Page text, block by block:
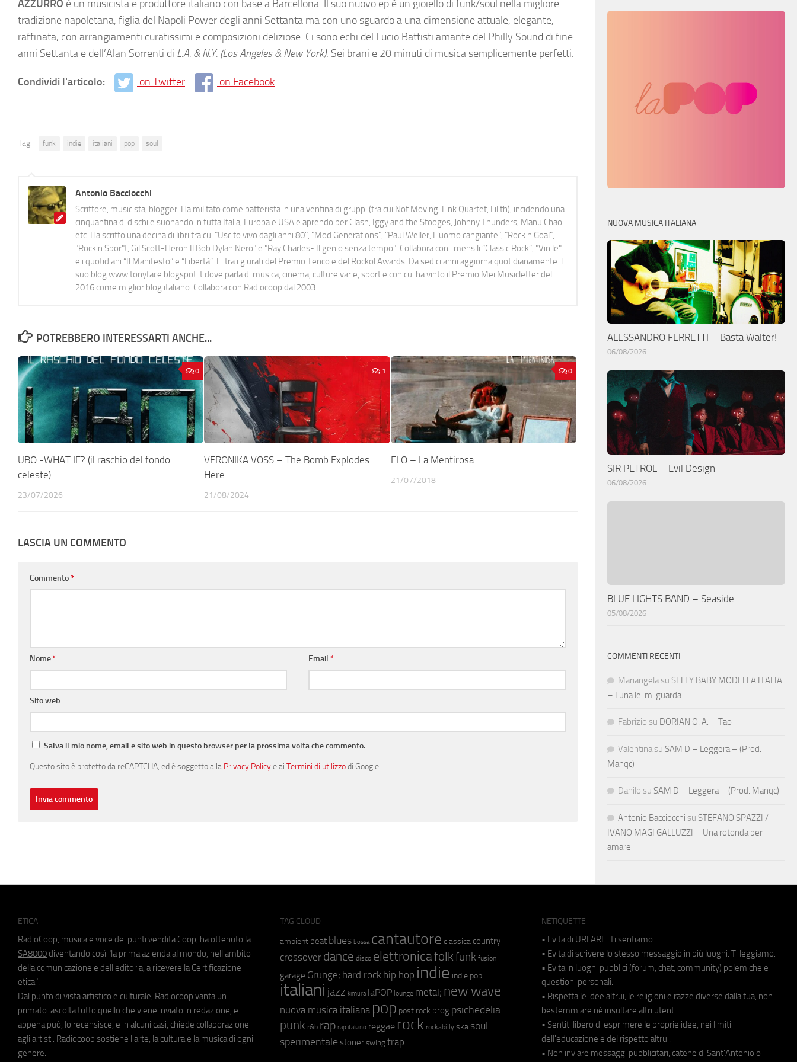
AZZURRO è un musicista e produttore italiano con base a Barcellona. Il suo nuovo ep è un gioiello di funk/soul nella migliore
tradizione napoletana, figlia del Napoli Power degli anni Settanta ma con uno sguardo a una dimensione attuale, elegante,
raffinata, con arrangiamenti curatissimi e composizioni deliziose. Ci sono echi del Lucio Battisti amante del Philly Sound di fine
anni Settanta e dell’Alan Sorrenti di L.A. & N.Y. (Los Angeles & New York). Sei brani e 20 minuti di musica semplicemente perfetti.
Condividi l'articolo: on Twitter on Facebook
Tag: funk indie italiani pop soul
Antonio Bacciocchi
Scrittore, musicista, blogger. Ha militato come batterista in una ventina di gruppi (tra cui Not Moving, Link Quartet, Lilith), incidendo una
cinquantina di dischi e suonando in tutta Italia, Europa e USA e aprendo per Clash, Iggy and the Stooges, Johnny Thunders, Manu Chao
etc. Ha scritto una decina di libri tra cui "Uscito vivo dagli anni 80", "Mod Generations", "Paul Weller, L’uomo cangiante", "Rock n Goal",
"Rock n Spor"t, Gil Scott-Heron Il Bob Dylan Nero" e "Ray Charles- Il genio senza tempo". Collabora con i mensili “Classic Rock”, "Vinile"
e i quotidiani “Il Manifesto” e “Libertà”. E' tra i giurati del Premio Tenco e del Rockol Awards. Da sedici anni aggiorna quotidianamente il
suo blog www.tonyface.blogspot.it dove parla di musica, cinema, culture varie, sport e con cui ha vinto il Premio Mei Musicletter del
2016 come miglior blog italiano. Collabora con Radiocoop dal 2003.
POTREBBERO INTERESSARTI ANCHE...
0
UBO -WHAT IF? (il raschio del fondo
celeste)
23/07/2026
1
VERONIKA VOSS – The Bomb Explodes
Here
21/08/2024
0
FLO – La Mentirosa
21/07/2018
LASCIA UN COMMENTO
Commento*
Nome* Email*
Sito web
Salva il mio nome, email e sito web in questo browser per la prossima volta che commento.
Questo sito è protetto da reCAPTCHA, ed è soggetto alla Privacy Policye ai Termini di utilizzodi Google.
NUOVA MUSICA ITALIANA
ALESSANDRO FERRETTI – Basta Walter!
06/08/2026
SIR PETROL – Evil Design
06/08/2026
BLUE LIGHTS BAND – Seaside
05/08/2026
COMMENTI RECENTI
Mariangela su SELLY BABY MODELLA ITALIA
– Luna lei mi guarda
Fabrizio su DORIAN O. A. – Tao
Valentina su SAM D – Leggera – (Prod.
Manqc)
Danilo su SAM D – Leggera – (Prod. Manqc)
Antonio Bacciocchi su STEFANO SPAZZI /
IVANO MAGI GALLUZZI – Una rotonda per
amare
ETICA
RadioCoop, musica e voce dei punti vendita Coop, ha ottenuto la
SA8000 diventando così "la prima azienda al mondo, nell'ambito
della comunicazione e dell'editoria, a ricevere la Certificazione
etica".
Dal punto di vista artistico e culturale, Radiocoop vanta un
primato: ascolta tutto quello che viene inviato in redazione, e
appena può, lo recensisce, e in alcuni casi, chiede collaborazione
agli artisti. Radiocoop sostiene l'arte, la cultura e la musica di ogni
genere.
TAG CLOUD
ambient beat blues bossa cantautore classica country
crossover dance disco elettronicafolkfunk fusion
garage Grunge; hard rock hip hop indie indie pop
italiani jazz kimura laPOP lounge metal; new wave
nuova musica italiana pop post rock prog psichedelia
punk r&b rap rap italiano reggae rock rockabilly ska soul
sperimentale stoner swing trap
NETIQUETTE
• Evita di URLARE. Ti sentiamo.
• Evita di scrivere lo stesso messaggio in più luoghi. Ti leggiamo.
• Evita in luoghi pubblici (forum, chat, community) polemiche e
questioni personali.
• Rispetta le idee altrui, le religioni e razze diverse dalla tua, non
bestemmiare né insultare altri utenti.
• Sentiti libero di esprimere le proprie idee, nei limiti
dell'educazione e del rispetto altrui.
• Non inviare messaggi pubblicitari, catene di Sant'Antonio o